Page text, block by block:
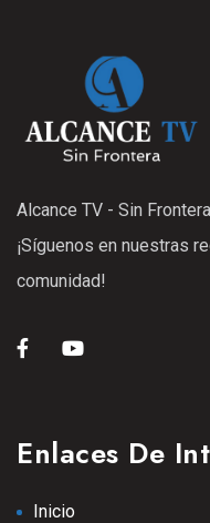
Alcance TV - Sin
¡Síguenos en nuestras
comunidad!
Enlaces De
Inicio